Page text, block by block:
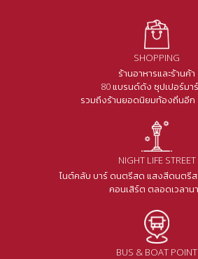
SHOPPING
ร้านอาหารและร้านค้า
80 แบรนด์ดัง ซุปเปอร์มา
รวมถึงร้านยอดนิยมท้องถิ่นอีก
NIGHT LIFE STREET
ไนต์คลับ บาร์ ดนตรีสด แสงสีดนตรี
คอนเสิร์ต ตลอดเวลาน
BUS & BOAT POINT